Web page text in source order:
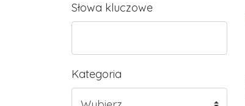
Słowa kluczowe
Kategoria